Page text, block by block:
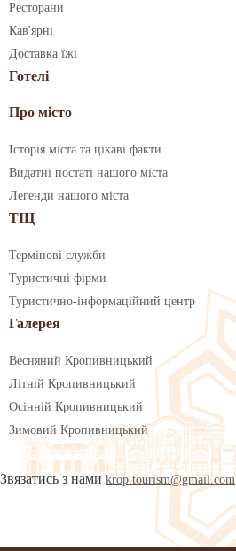
Ресторани
Кав'ярні
Доставка їжі
Готелі
Про місто
Історія міста та цікаві факти
Видатні постаті нашого міста
Легенди нашого міста
ТІЦ
Термінові служби
Туристичні фірми
Туристично-інформаційний центр
Галерея
Весняний Кропивницький
Літній Кропивницький
Осінній Кропивницький
Зимовий Кропивницький
Звязатись з нами krop.tourism@gmail.com